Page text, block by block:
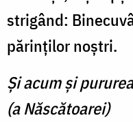
strigând:
părinţilor noştri.
Şi acum şi
(a Născătoarei)